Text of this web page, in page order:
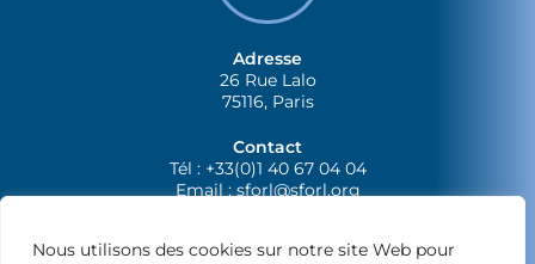
Nous utilisons des cookies sur notre site Web pour
Adresse
26 Rue Lalo
75116, Paris
Contact
Tél : +33(0)1 40 67 04 04
Email :sforl@sforl.org